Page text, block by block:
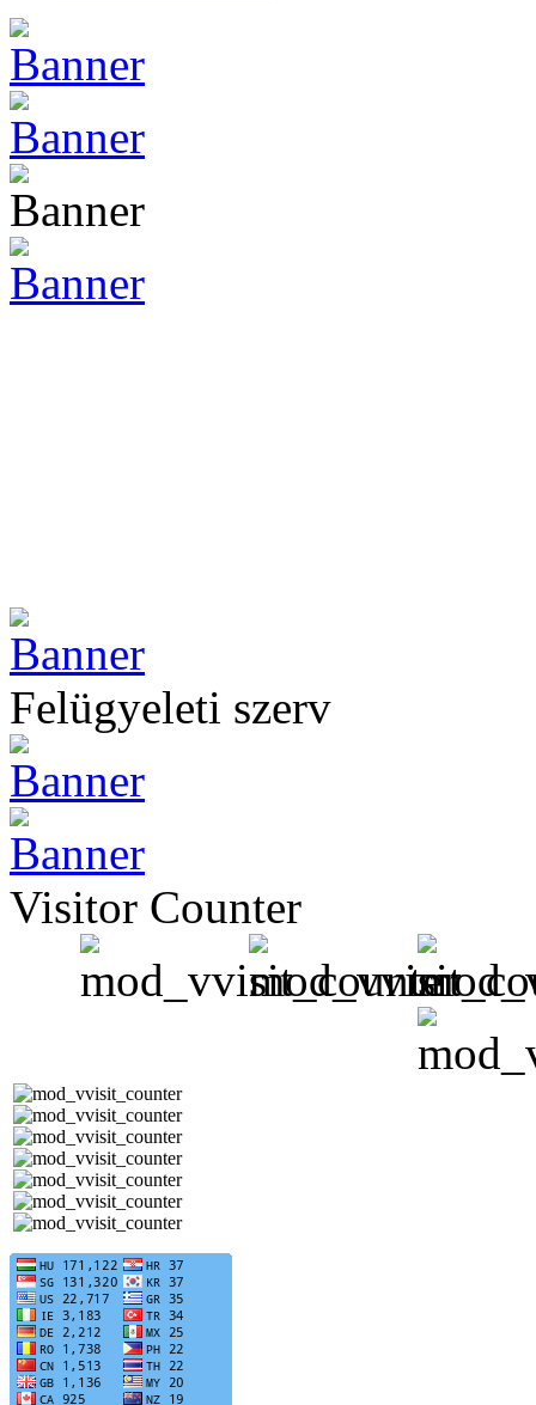
Felügyeleti szerv
Visitor Counter